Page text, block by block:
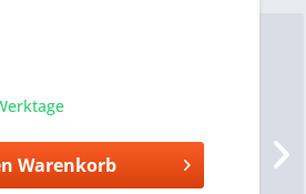
Warenkorb